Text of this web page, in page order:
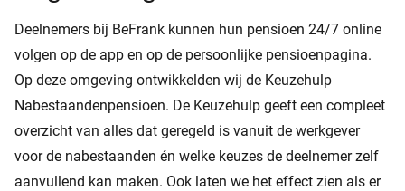
Deelnemers bij BeFrank kunnen hun pensioen 24/7 online
volgen op de app en op de persoonlijke pensioenpagina.
Op deze omgeving ontwikkelden wij de Keuzehulp
Nabestaandenpensioen. De Keuzehulp geeft een compleet
overzicht van alles dat geregeld is vanuit de werkgever
voor de nabestaanden én welke keuzes de deelnemer zelf
aanvullend kan maken. Ook laten we het effect zien als er